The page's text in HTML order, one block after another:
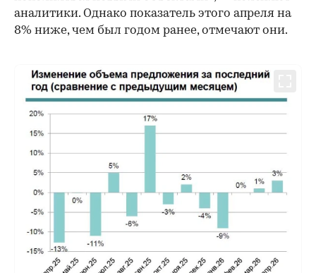
аналитики. Однако показатель этого апреля на
8% ниже, чем был годом ранее, отмечают они.
00:00 / 00:00